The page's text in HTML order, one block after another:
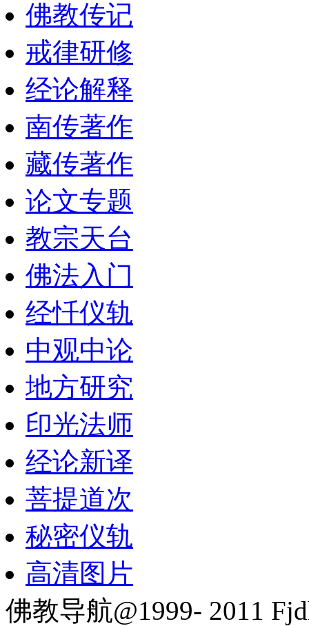
佛教传记
戒律研修
经论解释
南传著作
藏传著作
论文专题
教宗天台
佛法入门
经忏仪轨
中观中论
地方研究
印光法师
经论新译
菩提道次
秘密仪轨
高清图片
佛教导航@1999- 2011